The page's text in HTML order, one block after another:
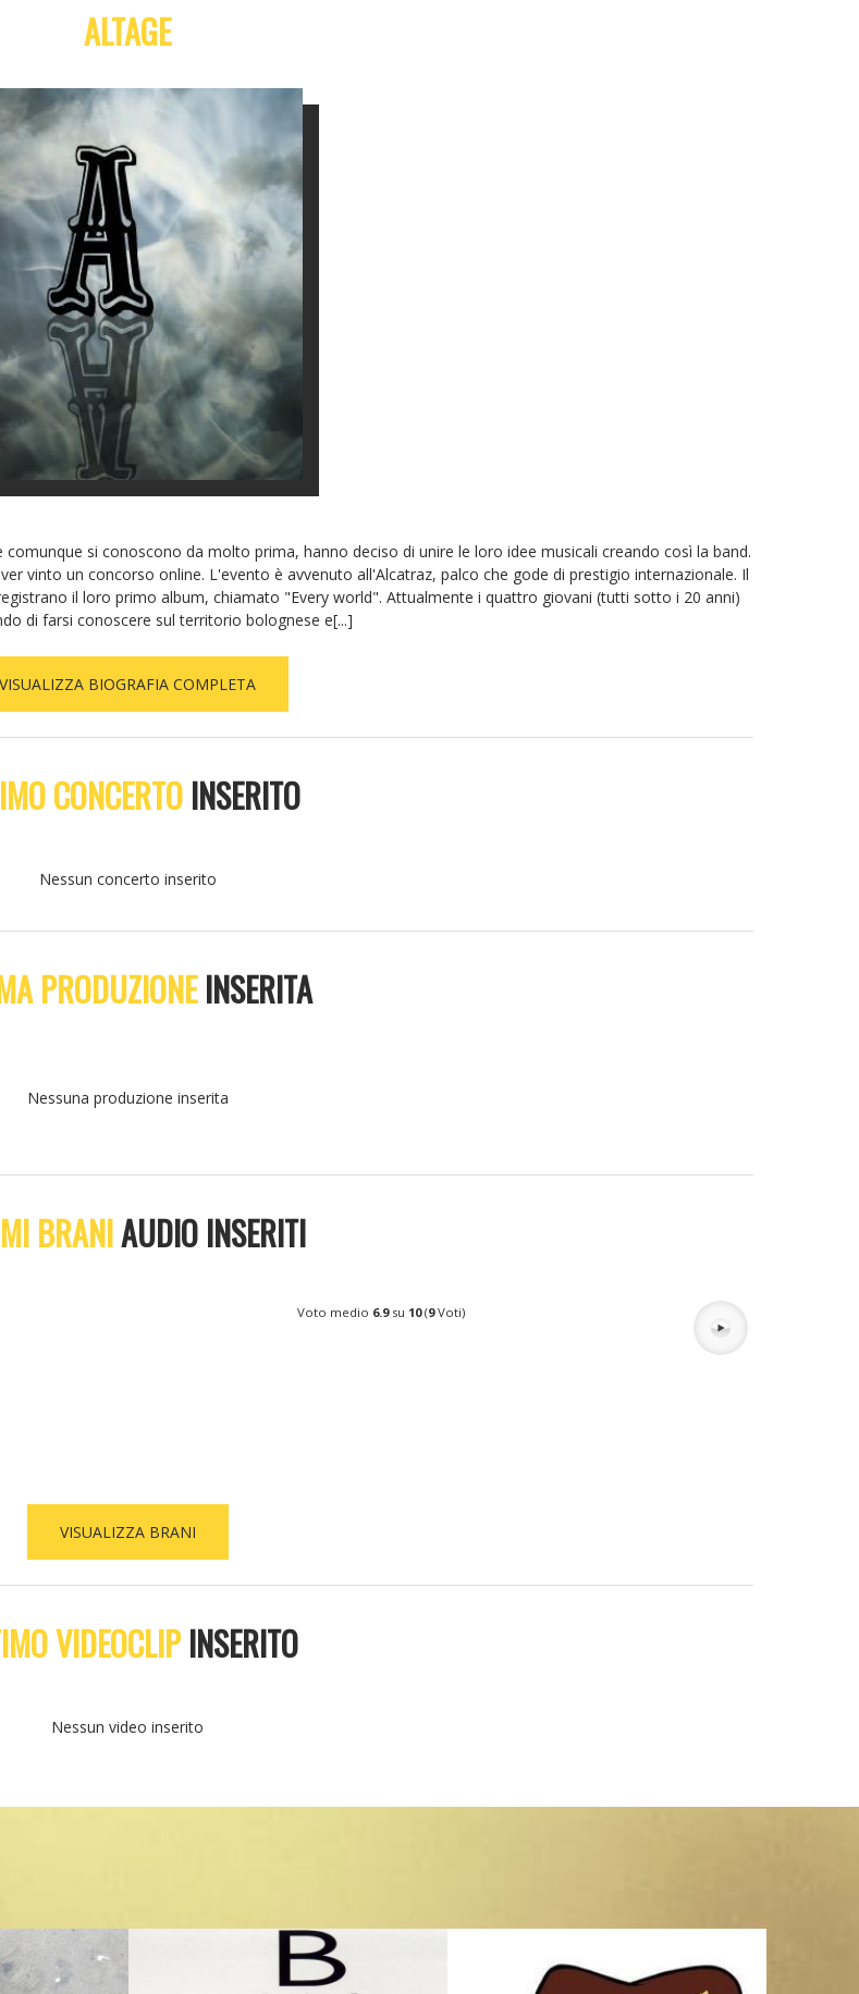
ALTAGE
si conoscono da molto prima, hanno deciso di unire le loro idee musicali creando così la band.
vinto un concorso online. L'evento è avvenuto all'Alcatraz, palco che gode di prestigio internazionale. Il
il loro primo album, chiamato "Every world". Attualmente i quattro giovani (tutti sotto i 20 anni)
di farsi conoscere sul territorio bolognese e[...]
VISUALIZZA BIOGRAFIA COMPLETA
CONCERTO INSERITO
Nessun concerto inserito
PRODUZIONEINSERITA
Nessuna produzione inserita
BRANIAUDIO INSERITI
Voto medio 6.9su 10(9Voti)
VISUALIZZA BRANI
VIDEOCLIPINSERITO
Nessun video inserito